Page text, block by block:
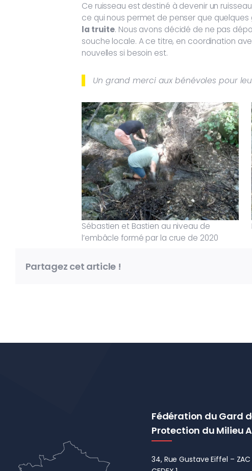
Ce ruisseau est destiné à devenir un
ce qui nous permet de penser que
la truite. Nous avons décidé de ne pas
souche locale. A ce titre, en coordination
nouvelles si besoin est.
Un grand merci aux bénévoles pour
Sébastien et Bastien au niveau de
l’embâcle formé par la crue de 2020
Partagez cet article !
Fédération du Gard
Protection du Milieu
34, Rue Gustave Eiffel –